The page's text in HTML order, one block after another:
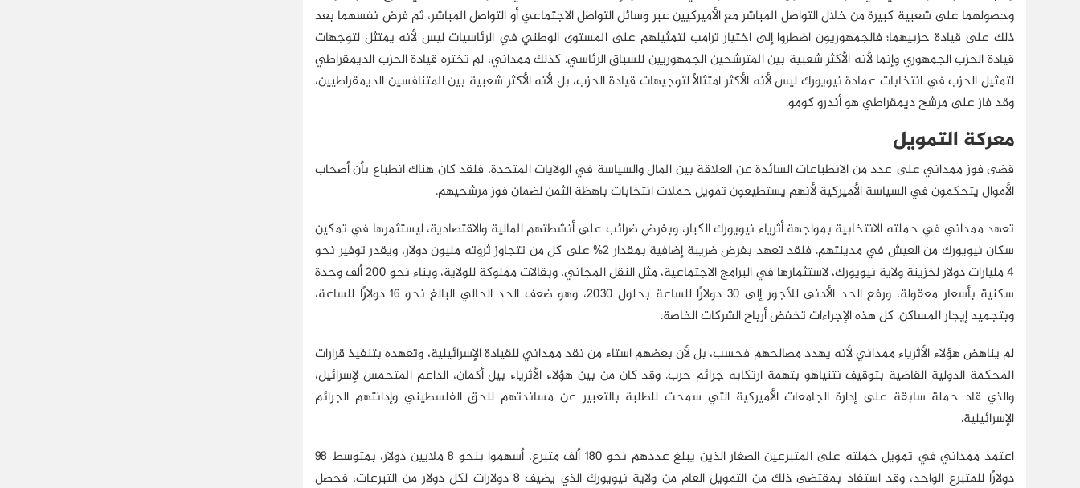
وحصولهما على شعبية كبيرة من خلال التواصل المباشر مع الأميركيين عبر وسائل التواصل الاجتماعي أو التواصل المباشر، ثم فرض نفسهما بعد
ذلك على قيادة حزبيهما؛ فالجمهوريون اضطروا إلى اختيار ترامب لتمثيلهم على المستوى الوطني في الرئاسيات ليس لأنه يمتثل لتوجهات
قيادة الحزب الجمهوري وإنما لأنه الأكثر شعبية بين المترشحين الجمهوريين للسباق الرئاسي. كذلك ممداني، لم تختره قيادة الحزب الديمقراطي
لتمثيل الحزب في انتخابات عمادة نيويورك ليس لأنه الأكثر امتثالًا لتوجيهات قيادة الحزب، بل لأنه الأكثر شعبية بين المتنافسين الديمقراطيين،
وقد فاز على مرشح ديمقراطي هو أندرو كومو.
معركة التمويل
قضى فوز ممداني على عدد من الانطباعات السائدة عن العلاقة بين المال والسياسة في الولايات المتحدة، فلقد كان هناك انطباع بأن أصحاب
الأموال يتحكمون في السياسة الأميركية لأنهم يستطيعون تمويل حملات انتخابات باهظة الثمن لضمان فوز مرشحيهم.
تعهد ممداني في حملته الانتخابية بمواجهة أثرياء نيويورك الكبار، وبفرض ضرائب على أنشطتهم المالية والاقتصادية، ليستثمرها في تمكين
سكان نيويورك من العيش في مدينتهم. فلقد تعهد بفرض ضريبة إضافية بمقدار 2% على كل من تتجاوز ثروته مليون دولار، ويقدر توفير نحو
4 مليارات دولار لخزينة ولاية نيويورك، لاستثمارها في البرامج الاجتماعية، مثل النقل المجاني، وبقالات مملوكة للولاية، وبناء نحو 200 ألف وحدة
سكنية بأسعار معقولة، ورفع الحد الأدنى للأجور إلى 30 دولارًا للساعة بحلول 2030، وهو ضعف الحد الحالي البالغ نحو 16 دولارًا للساعة،
وبتجميد إيجار المساكن. كل هذه الإجراءات تخفض أرباح الشركات الخاصة.
لم يناهض هؤلاء الأثرياء ممداني لأنه يهدد مصالحهم فحسب، بل لأن بعضهم استاء من نقد ممداني للقيادة الإسرائيلية، وتعهده بتنفيذ قرارات
المحكمة الدولية القاضية بتوقيف نتنياهو بتهمة ارتكابه جرائم حرب. وقد كان من بين هؤلاء الأثرياء بيل أكمان، الداعم المتحمس لإسرائيل،
والذي قاد حملة سابقة على إدارة الجامعات الأميركية التي سمحت للطلبة بالتعبير عن مساندتهم للحق الفلسطيني وإدانتهم الجرائم
الإسرائيلية.
اعتمد ممداني في تمويل حملته على المتبرعين الصغار الذين يبلغ عددهم نحو 180 ألف متبرع، أسهموا بنحو 8 ملايين دولار، بمتوسط 98
دولارًا للمتبرع الواحد، وقد استفاد بمقتضى ذلك من التمويل العام من ولاية نيويورك الذي يضيف 8 دولارات لكل دولار من التبرعات، فحصل